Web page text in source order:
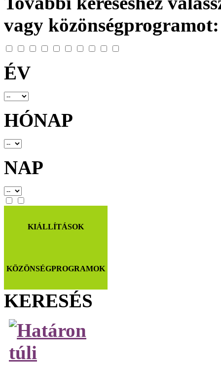
vagy közönségprogramot:
ÉV
HÓNAP
NAP
KIÁLLÍTÁSOK
KÖZÖNSÉGPROGRAMOK
KERESÉS